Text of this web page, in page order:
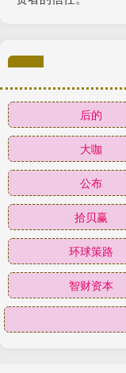
后的
大咖
公布
拾贝赢
环球策路
智财资本